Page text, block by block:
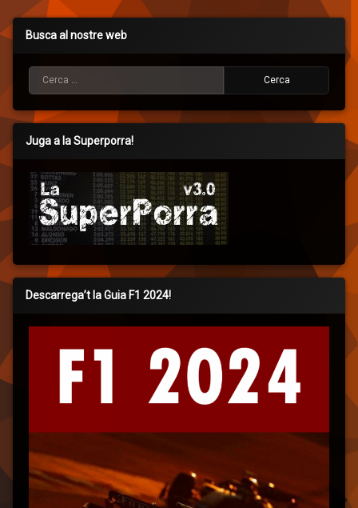
Busca al nostre web
Juga a la Superporra!
Descarrega’t la Guia F1 2024!